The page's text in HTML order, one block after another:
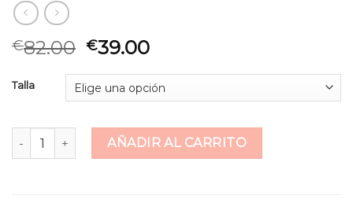
€82.00 €39.00
Talla
chaqueta piel hombre cantidad
AÑADIR AL CARRITO